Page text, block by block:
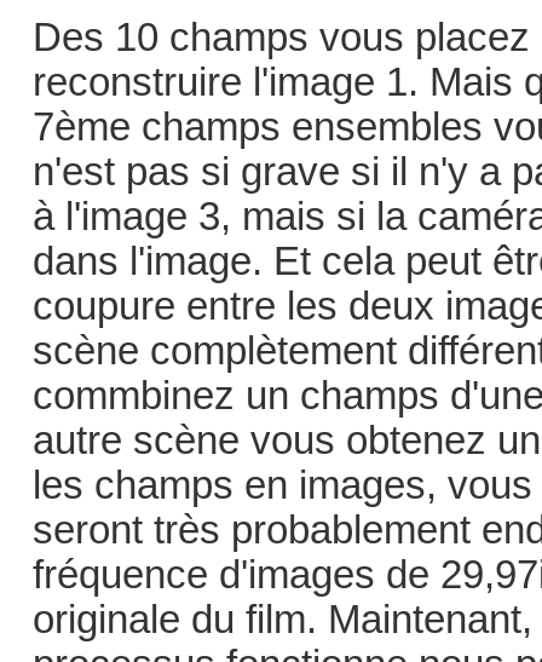
Des 10 champs vous
reconstruire l'image 1. Mais
7ème champs ensembles
n'est pas si grave si il n'y a
à l'image 3, mais si la
dans l'image. Et cela peut
coupure entre les deux
scène complètement
commbinez un champs
autre scène vous obtenez
les champs en images,
seront très probablement
fréquence d'images de
originale du film.